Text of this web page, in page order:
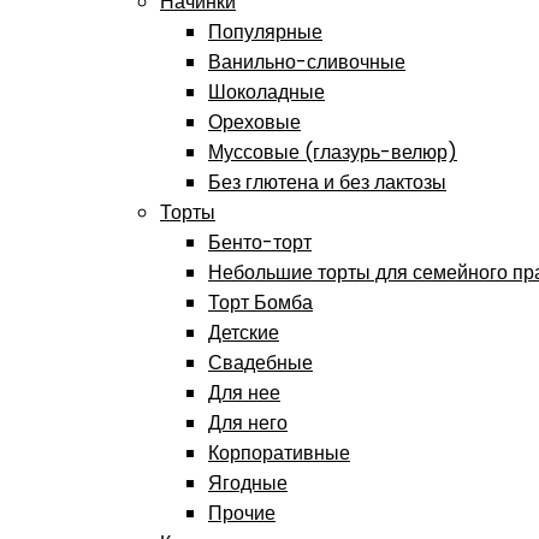
Популярные
Ванильно-сливочные
Шоколадные
Ореховые
Муссовые (глазурь-велюр)
Без глютена и без лактозы
Торты
Бенто-торт
Небольшие торты для семейного
Торт Бомба
Детские
Свадебные
Для нее
Для него
Корпоративные
Ягодные
Прочие